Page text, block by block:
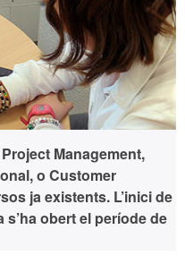
Management,
o Customer
ja existents. L’inici de
s’ha obert el període de